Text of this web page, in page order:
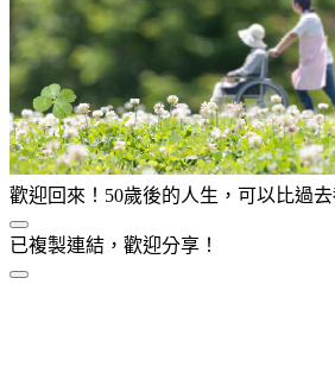
歡迎回來！50歲後的人生，可以比過去
已複製連結，歡迎分享！